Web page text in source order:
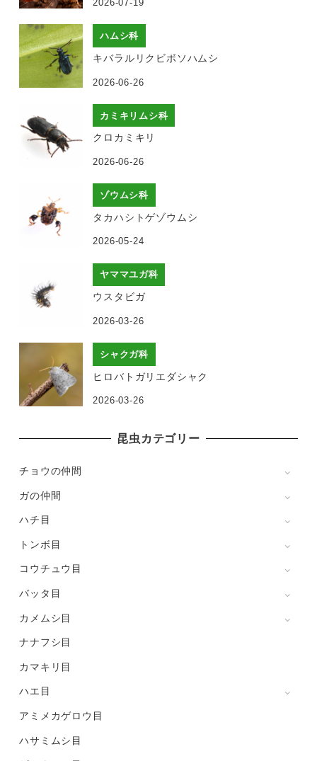
2026-07-19
ハムシ科
キバラルリクビボソハムシ
2026-06-26
カミキリムシ科
クロカミキリ
2026-06-26
ゾウムシ科
タカハシトゲゾウムシ
2026-05-24
ヤママユガ科
ウスタビガ
2026-03-26
シャクガ科
ヒロバトガリエダシャク
2026-03-26
昆虫カテゴリー
チョウの仲間
ガの仲間
ハチ目
トンボ目
コウチュウ目
バッタ目
カメムシ目
ナナフシ目
カマキリ目
ハエ目
アミメカゲロウ目
ハサミムシ目